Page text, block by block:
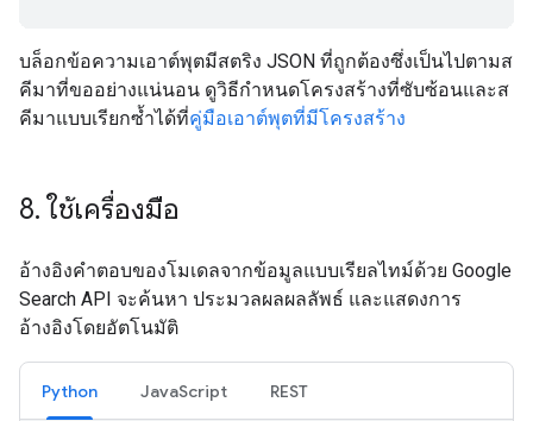
บล็อกข้อความเอาต์พุตมีสตริง JSON ที่ถูกต้องซึ่งเป็นไปตามส
คีมาที่ขออย่างแน่นอน ดูวิธีกำหนดโครงสร้างที่ซับซ้อนและส
คีมาแบบเรียกซ้ำได้ที่คู่มือเอาต์พุตที่มีโครงสร้าง
8. ใช้เครื่องมือ
อ้างอิงคำตอบของโมเดลจากข้อมูลแบบเรียลไทม์ด้วย Google
Search API จะค้นหา ประมวลผลผลลัพธ์ และแสดงการ
อ้างอิงโดยอัตโนมัติ
Python JavaScript REST